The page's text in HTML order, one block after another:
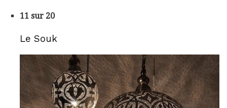
11 sur 20
Le Souk